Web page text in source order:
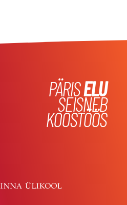
PÄRISELU
SEISNEB
KOOSTÖÖS